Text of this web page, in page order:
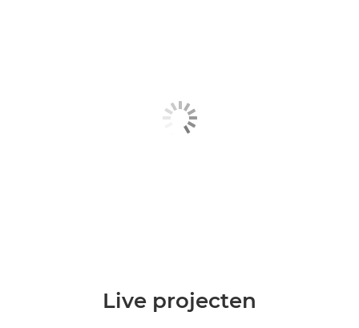
Live projecten